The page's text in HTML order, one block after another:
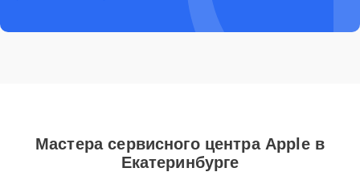
Мастера сервисного центра Apple в
Екатеринбурге